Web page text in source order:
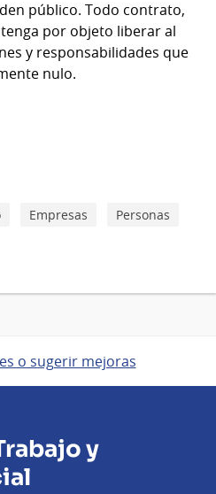
público. Todo contrato,
por objeto liberar al
y responsabilidades que
nulo.
Empresas
Personas
o sugerir mejoras
y